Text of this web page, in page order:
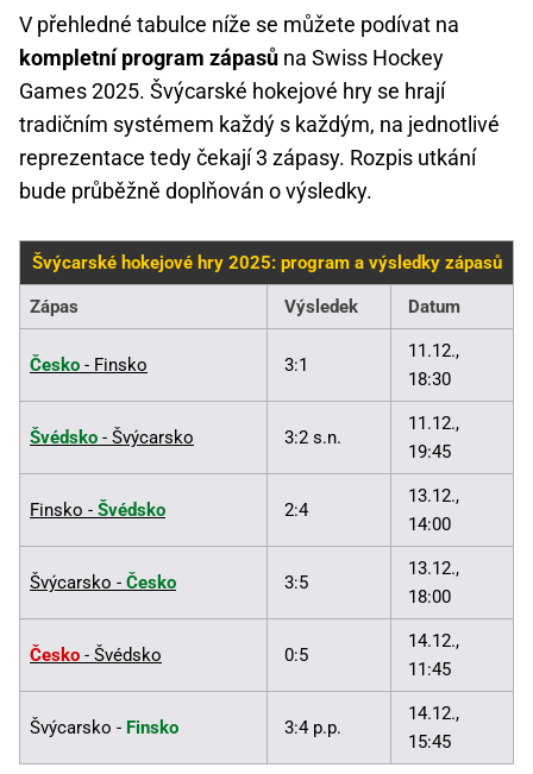
V přehledné tabulce níže se můžete podívat na
kompletní program zápasů na Swiss Hockey
Games 2025. Švýcarské hokejové hry se hrají
tradičním systémem každý s každým, na jednotlivé
reprezentace tedy čekají 3 zápasy. Rozpis utkání
bude průběžně doplňován o výsledky.
Švýcarské hokejové hry 2025: program a výsledky zápasů
Zápas Výsledek Datum
Česko - Finsko 3:1
11.12.,
18:30
Švédsko - Švýcarsko 3:2 s.n.
11.12.,
19:45
Finsko - Švédsko 2:4
13.12.,
14:00
Švýcarsko - Česko 3:5
13.12.,
18:00
Česko - Švédsko 0:5
14.12.,
11:45
Švýcarsko - Finsko 3:4 p.p.
14.12.,
15:45